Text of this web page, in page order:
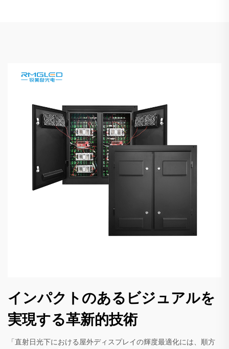
インパクトのあるビジュアルを
実現する革新的技術
「直射日光下における屋外ディスプレイの輝度最適化には、順方